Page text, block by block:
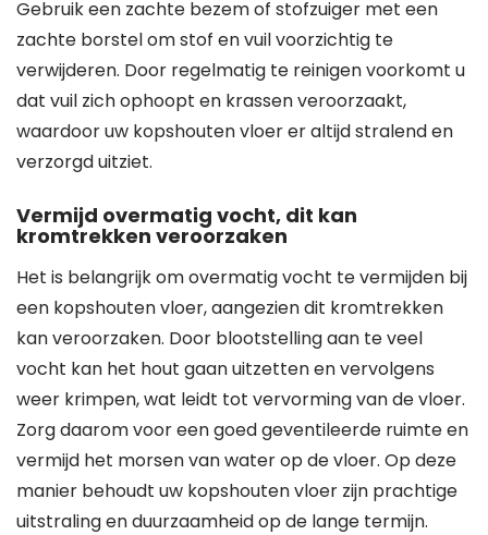
Gebruik een zachte bezem of stofzuiger met een
zachte borstel om stof en vuil voorzichtig te
verwijderen. Door regelmatig te reinigen voorkomt u
dat vuil zich ophoopt en krassen veroorzaakt,
waardoor uw kopshouten vloer er altijd stralend en
verzorgd uitziet.
Vermijd overmatig vocht, dit kan
kromtrekken veroorzaken
Het is belangrijk om overmatig vocht te vermijden bij
een kopshouten vloer, aangezien dit kromtrekken
kan veroorzaken. Door blootstelling aan te veel
vocht kan het hout gaan uitzetten en vervolgens
weer krimpen, wat leidt tot vervorming van de vloer.
Zorg daarom voor een goed geventileerde ruimte en
vermijd het morsen van water op de vloer. Op deze
manier behoudt uw kopshouten vloer zijn prachtige
uitstraling en duurzaamheid op de lange termijn.